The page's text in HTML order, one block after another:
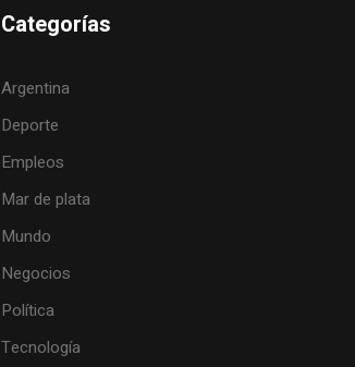
Categorías
Argentina
Deporte
Empleos
Mar de plata
Mundo
Negocios
Política
Tecnología